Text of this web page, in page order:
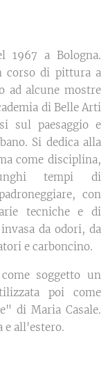
1967 a Bologna.
corso di pittura a
ad alcune mostre
di Belle Arti
sul paesaggio e
Si dedica alla
come disciplina,
tempi di
con
tecniche e di
da odori, da
e carboncino.
soggetto un
poi come
di Maria Casale.
e all'estero.